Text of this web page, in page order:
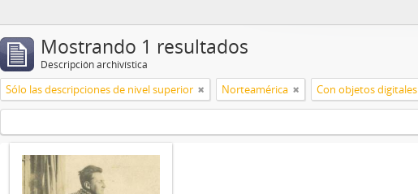
Mostrando 1 resultados
Descripción archivística
Sólo las descripciones de nivel superior Norteamérica Con objetos digitales